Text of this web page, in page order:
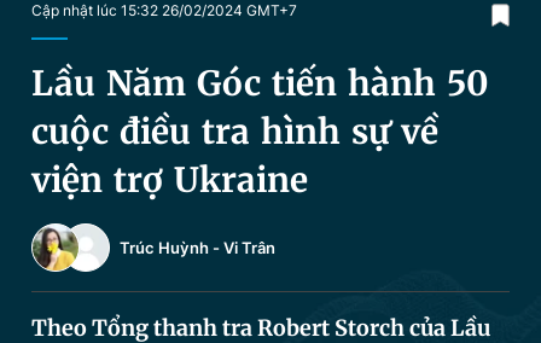
Video Magazine
Sản phẩm khác
Tiện ích
Thông tin tòa soạn
Cập nhật lúc 15:32 26/02/2024 GMT+7
Lầu Năm Góc tiến hành 50
cuộc điều tra hình sự về
viện trợ Ukraine
Trúc Huỳnh -Vi Trân
Theo Tổng thanh tra Robert Storch của Lầu